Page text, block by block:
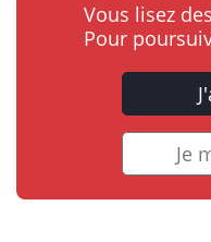
Vous lisez des
Pour
Je